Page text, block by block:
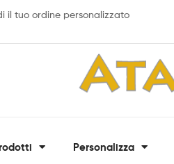
il tuo ordine personalizzato
Bandane,Personalizza